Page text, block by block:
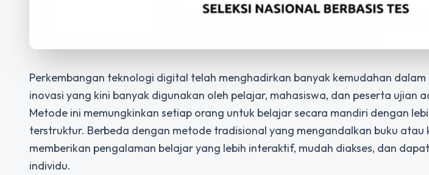
Perkembangan teknologi digital telah menghadirkan banyak kemudahan dalam
inovasi yang kini banyak digunakan oleh pelajar, mahasiswa, dan peserta ujian
Metode ini memungkinkan setiap orang untuk belajar secara mandiri dengan
terstruktur. Berbeda dengan metode tradisional yang mengandalkan buku
memberikan pengalaman belajar yang lebih interaktif, mudah diakses, dan
individu.